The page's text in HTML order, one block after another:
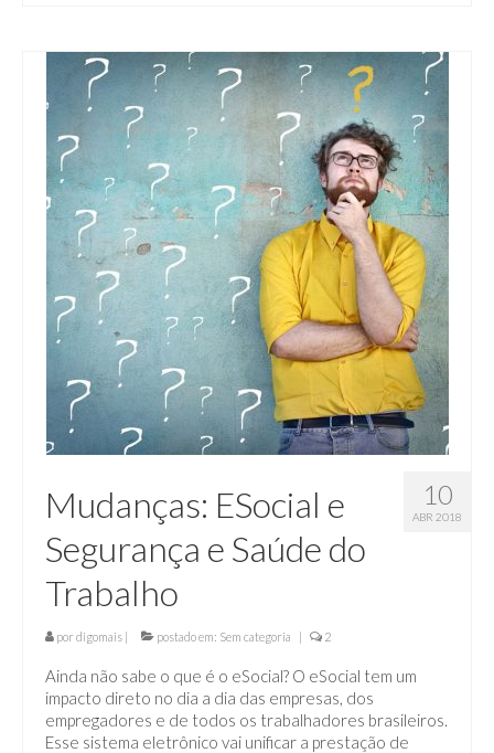
10
ABR 2018
Mudanças: ESocial e
Segurança e Saúde do
Trabalho
pordigomais | postado em: Sem categoria | 2
Ainda não sabe o que é o eSocial? O eSocial tem um
impacto direto no dia a dia das empresas, dos
empregadores e de todos os trabalhadores brasileiros.
Esse sistema eletrônico vai unificar a prestação de